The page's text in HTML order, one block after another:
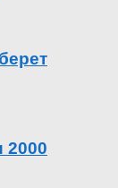
2000